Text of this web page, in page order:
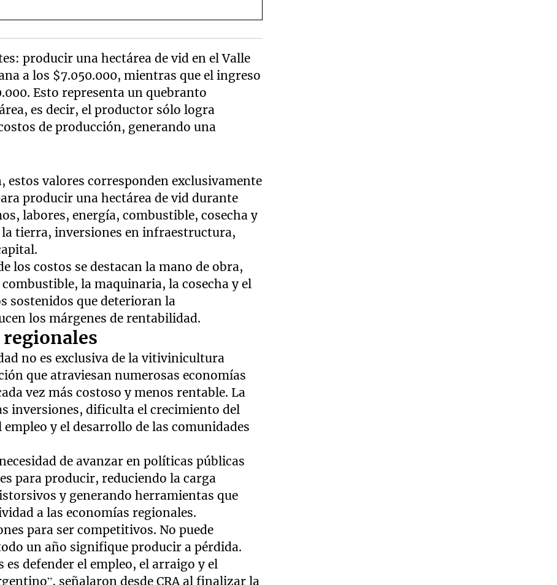
producir una hectárea de vid en el Valle
a los $7.050.000, mientras que el ingreso
Esto representa un quebranto
es decir, el productor sólo logra
de producción, generando una
valores corresponden exclusivamente
producir una hectárea de vid durante
labores, energía, combustible, cosecha y
tierra, inversiones en infraestructura,
los costos se destacan la mano de obra,
la maquinaria, la cosecha y el
sostenidos que deterioran la
los márgenes de rentabilidad.
no es exclusiva de la vitivinicultura
que atraviesan numerosas economías
vez más costoso y menos rentable. La
inversiones, dificulta el crecimiento del
y el desarrollo de las comunidades
de avanzar en políticas públicas
para producir, reduciendo la carga
y generando herramientas que
a las economías regionales.
para ser competitivos. No puede
un año signifique producir a pérdida.
defender el empleo, el arraigo y el
señalaron desde CRA al finalizar la